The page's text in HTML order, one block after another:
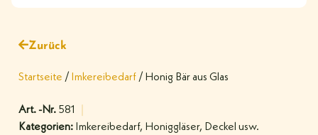
Zurück
Startseite / Imkereibedarf / Honig Bär aus Glas
Art. -Nr. 581
Kategorien: Imkereibedarf, Honiggläser, Deckel usw.